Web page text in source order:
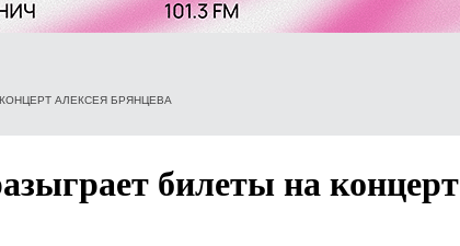
АЛЕКСЕЯ БРЯНЦЕВА
билеты на концерт